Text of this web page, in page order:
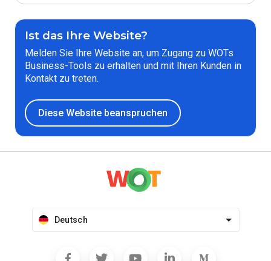
Ist das Ihre Website?
Melden Sie Ihre Website an, um Zugang zu WOTs
Business-Tools zu erhalten und mit Ihren Kunden in
Kontakt zu treten.
Diese Website beanspruchen
Deutsch